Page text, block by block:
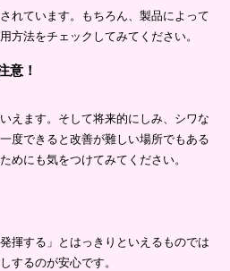
れています。もちろん、製品によって
方法をチェックしてみてください。
意！
えます。そして将来的にしみ、シワな
度できると改善が難しい場所でもある
めにも気をつけてみてください。
揮する」とはっきりといえるものでは
するのが安心です。